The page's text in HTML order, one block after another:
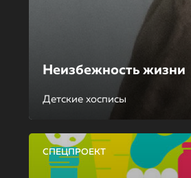
Неизбежность жизни
Детские хосписы
СПЕЦПРОЕКТ